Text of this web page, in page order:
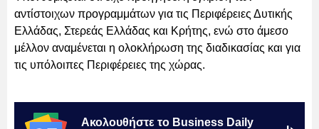
αντίστοιχων προγραμμάτων για τις Περιφέρειες Δυτικής
Ελλάδας, Στερεάς Ελλάδας και Κρήτης, ενώ στο άμεσο
μέλλον αναμένεται η ολοκλήρωση της διαδικασίας και για
τις υπόλοιπες Περιφέρειες της χώρας.
Ακολουθήστε το Business Daily